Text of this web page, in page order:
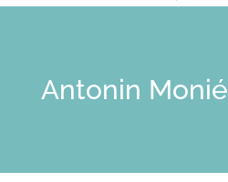
Antonin Monié